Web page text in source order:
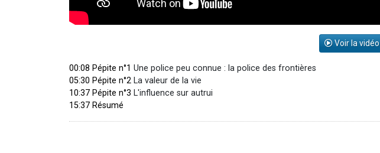
Voir la vidéo
00:08 Pépite n°1 Une police peu connue : la police des frontières
05:30 Pépite n°2 La valeur de la vie
10:37 Pépite n°3 L'influence sur autrui
15:37 Résumé